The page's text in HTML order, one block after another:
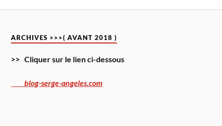
ARCHIVES >>>( AVANT 2018 )
>> Cliquer sur le lien ci-dessous
blog-serge-angeles.com